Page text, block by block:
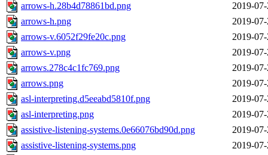
arrows-h.28b4d78861bd.png
2019-
arrows-h.png
2019-
arrows-v.6052f29fe20c.png
2019-
arrows-v.png
2019-
arrows.278c4c1fc769.png
2019-
arrows.png
2019-
asl-interpreting.d5eeabd5810f.png
2019-
asl-interpreting.png
2019-
assistive-listening-systems.0e66076bd90d.png
2019-
assistive-listening-systems.png
2019-